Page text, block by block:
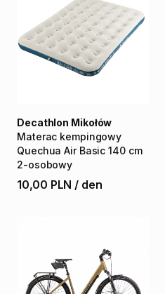
Materac kempingowy
Quechua Air Basic 140 cm
2-osobowy
Decathlon Mikołów
10,00 PLN / den